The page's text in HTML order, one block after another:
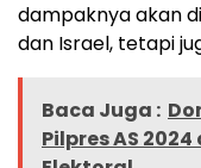
dampaknya akan
dan Israel, tetapi
Baca Juga :
Pilpres AS